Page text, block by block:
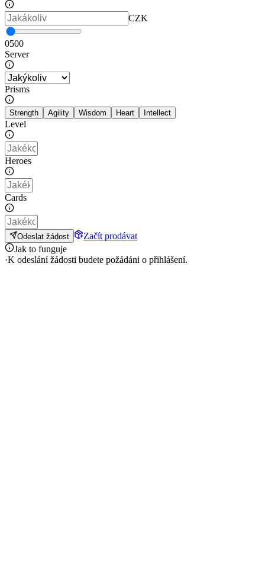
CZK
0500
Server
Prisms
Strength Agility Wisdom Heart Intellect
Level
Heroes
Cards
Odeslat žádost
Začít prodávat
Jak to funguje
·K odeslání žádosti budete požádáni o přihlášení.